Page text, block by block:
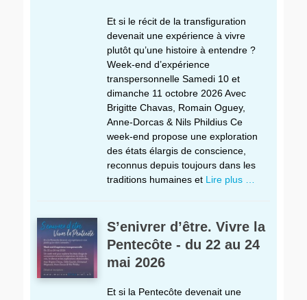
Et si le récit de la transfiguration
devenait une expérience à vivre
plutôt qu’une histoire à entendre ?
Week-end d’expérience
transpersonnelle Samedi 10 et
dimanche 11 octobre 2026 Avec
Brigitte Chavas, Romain Oguey,
Anne-Dorcas & Nils Phildius Ce
week-end propose une exploration
des états élargis de conscience,
reconnus depuis toujours dans les
traditions humaines et Lire plus …
S’enivrer d’être. Vivre la
Pentecôte - du 22 au 24
mai 2026
Et si la Pentecôte devenait une